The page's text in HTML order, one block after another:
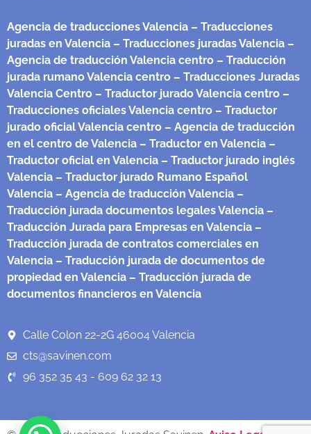
Agencia de traducciones Valencia – Traducciones
juradas en Valencia – Traducciones juradas Valencia –
Agencia de traducción Valencia centro – Traducción
jurada rumano Valencia centro – Traducciones Juradas
Valencia Centro – Traductor jurado Valencia centro –
Traducciones oficiales Valencia centro – Traductor
jurado oficial Valencia centro – Agencia de traducción
en el centro de Valencia – Traductor en Valencia –
Traductor oficial en Valencia – Traductor jurado inglés
Valencia – Traductor jurado Rumano Español
Valencia – Agencia de traducción Valencia –
Traducción jurada documentos legales Valencia –
Traducción Jurada para Empresas en Valencia –
Traducción jurada de contratos comerciales en
Valencia – Traducción jurada de documentos de
propiedad en Valencia – Traducción jurada de
documentos financieros en Valencia
Calle Colon 22-2G 46004 Valencia
cts@savinen.com
96 352 35 43 - 609 62 32 13